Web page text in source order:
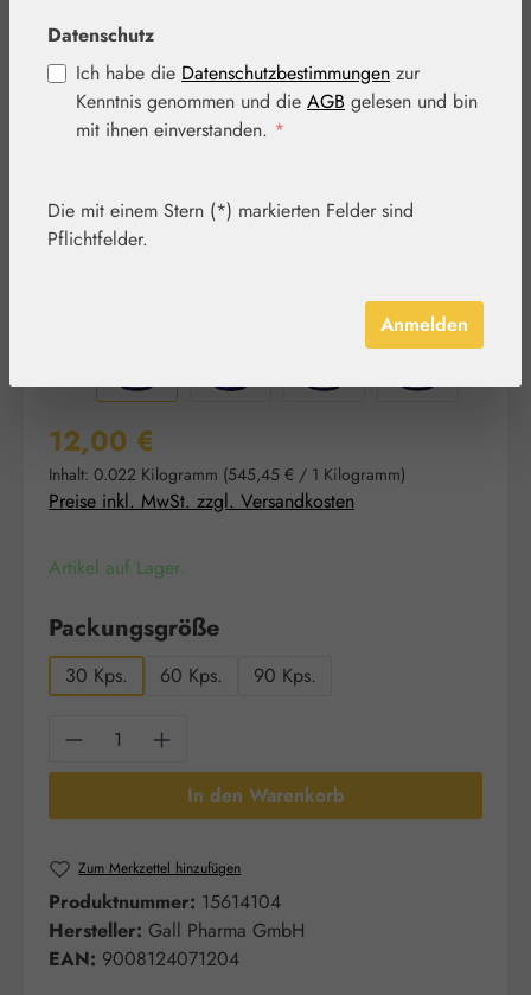
Bildergalerie überspringen
Regulärer Preis:
12,00 €
Inhalt: 0.022 Kilogramm (545,45 € / 1 Kilogramm)
Preise inkl. MwSt. zzgl. Versandkosten
Artikel auf Lager.
Packungsgrößeauswählen
30 Kps. 60 Kps. 90 Kps.
Produkt Anzahl: Gib den gewünschten
In den Warenkorb
Zum Merkzettel hinzufügen
Produktnummer: 15614104
Hersteller: Gall Pharma GmbH
EAN: 9008124071204
Datenschutz
Ich habe die Datenschutzbestimmungen zur
Kenntnis genommen und die AGB gelesen und bin
mit ihnen einverstanden. *
Die mit einem Stern (*) markierten Felder sind
Pflichtfelder.
Anmelden